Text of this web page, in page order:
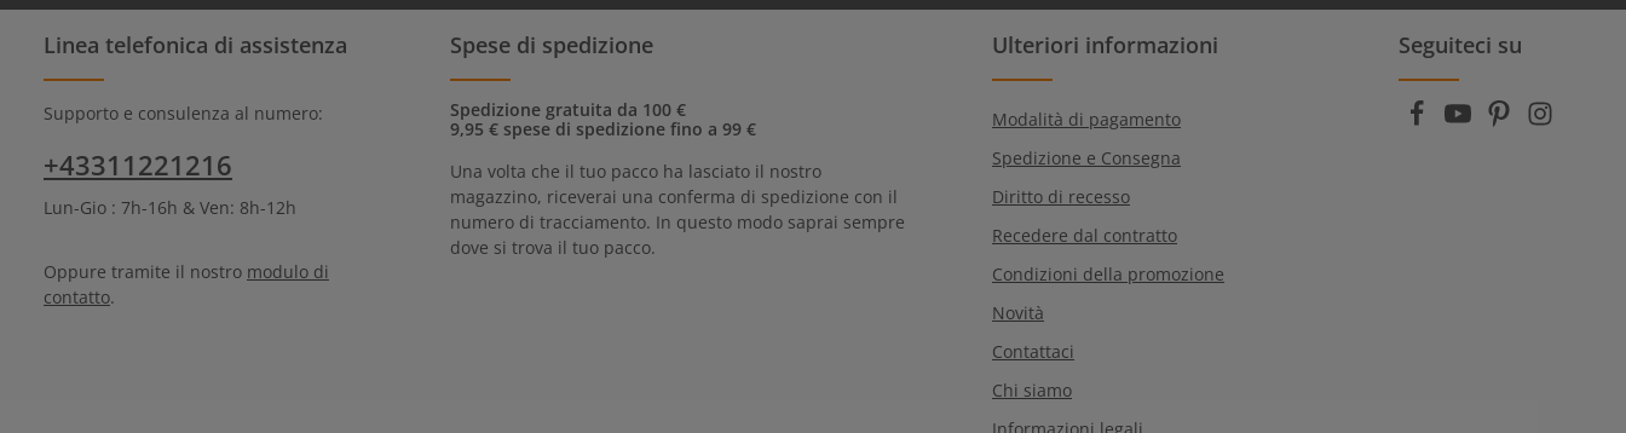
Protez. dati
Selezionando continua confermi di aver letto la nostra
informativa sullaprotezione dei dati
I campi contrassegnati con un asterisco (*) sono campi
Linea telefonica di assistenza
Supporto e consulenza al numero:
+43311221216
Lun-Gio : 7h-16h & Ven: 8h-12h
Oppure tramite il nostro modulo di
contatto.
Spese di spedizione
Spedizione gratuita da 100 €
9,95 € spese di spedizione fino a 99 €
Una volta che il tuo pacco ha lasciato il nostro
magazzino, riceverai una conferma di spedizione con il
numero di tracciamento. In questo modo saprai sempre
dove si trova il tuo pacco.
Ulteriori informazioni
Modalità di pagamento
Spedizione e Consegna
Diritto di recesso
Recedere dal contratto
Condizioni della promozione
Novità
Contattaci
Chi siamo
Seguiteci su